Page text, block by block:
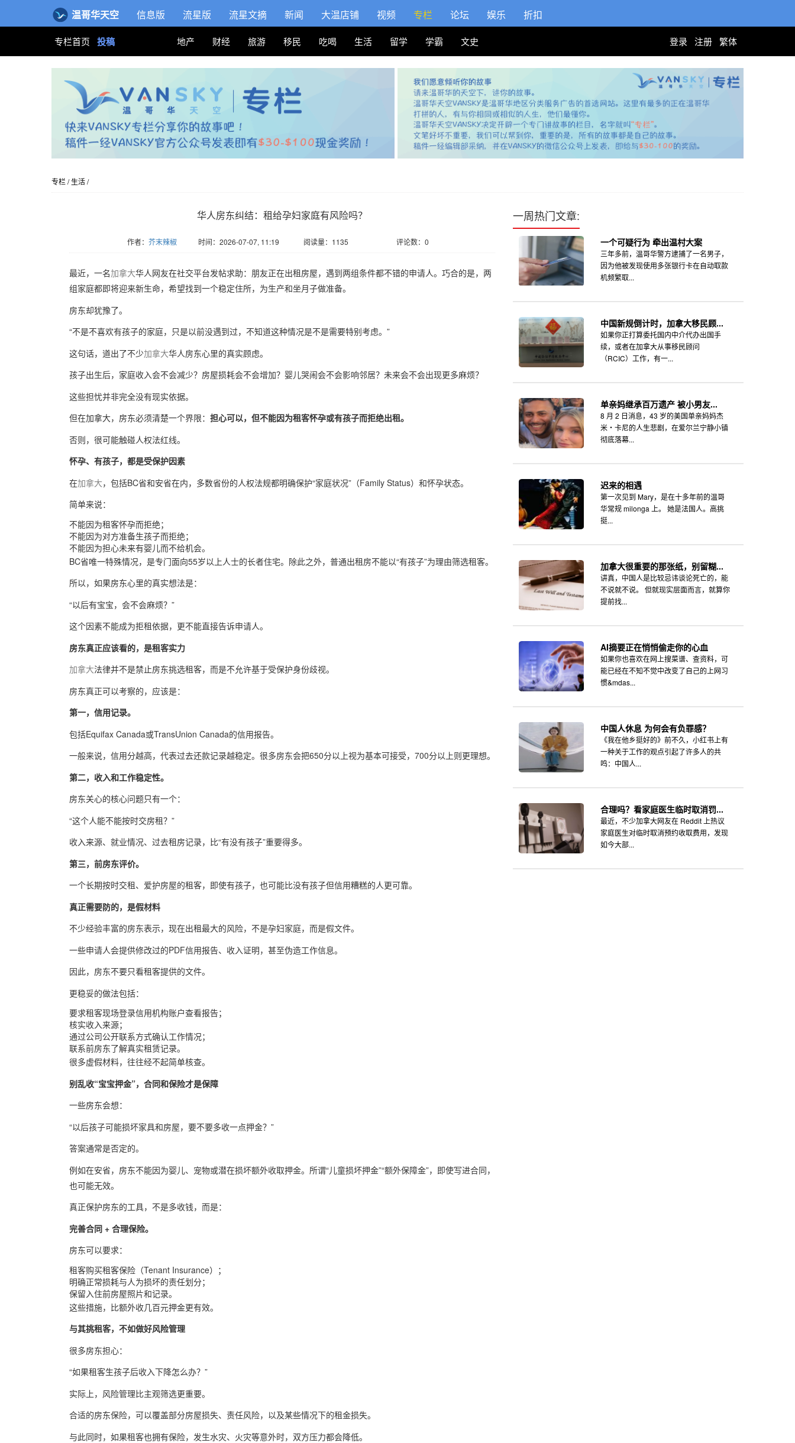
温哥华天空 信息版 流星版 流星文摘 新闻 大温店铺 视频 专栏 论坛 娱乐 折扣
专栏首页 投稿 地产 财经 旅游 移民 吃喝 生活 留学 学霸 文史 登录 注册 繁体
专栏 / 生活/
华人房东纠结：租给孕妇家庭有风险吗？
作者： 芥末辣椒 时间：2026-07-07, 11:19 阅读量：1135 评论数：0
最近，一名加拿大华人网友在社交平台发帖求助：朋友正在出租房屋，遇到两组条件都不错的申请人。巧合的是，两
组家庭都即将迎来新生命，希望找到一个稳定住所，为生产和坐月子做准备。
房东却犹豫了。
“不是不喜欢有孩子的家庭，只是以前没遇到过，不知道这种情况是不是需要特别考虑。”
这句话，道出了不少加拿大华人房东心里的真实顾虑。
孩子出生后，家庭收入会不会减少？房屋损耗会不会增加？婴儿哭闹会不会影响邻居？未来会不会出现更多麻烦？
这些担忧并非完全没有现实依据。
但在加拿大，房东必须清楚一个界限： 担心可以，但不能因为租客怀孕或有孩子而拒绝出租。
否则，很可能触碰人权法红线。
怀孕、有孩子，都是受保护因素
在加拿大，包括BC省和安省在内，多数省份的人权法规都明确保护“家庭状况”（Family Status）和怀孕状态。
简单来说：
不能因为租客怀孕而拒绝；
不能因为对方准备生孩子而拒绝；
不能因为担心未来有婴儿而不给机会。
BC省唯一特殊情况，是专门面向55岁以上人士的长者住宅。除此之外，普通出租房不能以“有孩子”为理由筛选租客。
所以，如果房东心里的真实想法是：
“以后有宝宝，会不会麻烦？”
这个因素不能成为拒租依据，更不能直接告诉申请人。
房东真正应该看的，是租客实力
加拿大法律并不是禁止房东挑选租客，而是不允许基于受保护身份歧视。
房东真正可以考察的，应该是：
第一，信用记录。
包括Equifax Canada或TransUnion Canada的信用报告。
一般来说，信用分越高，代表过去还款记录越稳定。很多房东会把650分以上视为基本可接受，700分以上则更理想。
第二，收入和工作稳定性。
房东关心的核心问题只有一个：
“这个人能不能按时交房租？”
收入来源、就业情况、过去租房记录，比“有没有孩子”重要得多。
第三，前房东评价。
一个长期按时交租、爱护房屋的租客，即使有孩子，也可能比没有孩子但信用糟糕的人更可靠。
真正需要防的，是假材料
不少经验丰富的房东表示，现在出租最大的风险，不是孕妇家庭，而是假文件。
一些申请人会提供修改过的PDF信用报告、收入证明，甚至伪造工作信息。
因此，房东不要只看租客提供的文件。
更稳妥的做法包括：
要求租客现场登录信用机构账户查看报告；
核实收入来源；
通过公司公开联系方式确认工作情况；
联系前房东了解真实租赁记录。
很多虚假材料，往往经不起简单核查。
别乱收“宝宝押金”，合同和保险才是保障
一些房东会想：
“以后孩子可能损坏家具和房屋，要不要多收一点押金？”
答案通常是否定的。
例如在安省，房东不能因为婴儿、宠物或潜在损坏额外收取押金。所谓“儿童损坏押金”“额外保障金”，即使写进合同，
也可能无效。
真正保护房东的工具，不是多收钱，而是：
完善合同 + 合理保险。
房东可以要求：
租客购买租客保险（Tenant Insurance）；
明确正常损耗与人为损坏的责任划分；
保留入住前房屋照片和记录。
这些措施，比额外收几百元押金更有效。
与其挑租客，不如做好风险管理
很多房东担心：
“如果租客生孩子后收入下降怎么办？”
实际上，风险管理比主观筛选更重要。
合适的房东保险，可以覆盖部分房屋损失、责任风险，以及某些情况下的租金损失。
与此同时，如果租客也拥有保险，发生水灾、火灾等意外时，双方压力都会降低。
一周热门文章:
一个可疑行为 牵出温村大案
三年多前，温哥华警方逮捕了一名男子，
因为他被发现使用多张银行卡在自动取款
机频繁取...
中国新规倒计时，加拿大移民顾...
如果你正打算委托国内中介代办出国手
续，或者在加拿大从事移民顾问
（RCIC）工作，有一...
单亲妈继承百万遗产 被小男友...
8 月 2 日消息，43 岁的美国单亲妈妈杰
米・卡尼的人生悲剧，在爱尔兰宁静小镇
彻底落幕...
迟来的相遇
第一次见到 Mary，是在十多年前的温哥
华常规 milonga 上。 她是法国人。高挑
挺...
加拿大很重要的那张纸，别留糊...
讲真，中国人是比较忌讳谈论死亡的，能
不说就不说。 但就现实层面而言，就算你
提前找...
AI摘要正在悄悄偷走你的心血
如果你也喜欢在网上搜菜谱、查资料，可
能已经在不知不觉中改变了自己的上网习
惯&mdas...
中国人休息 为何会有负罪感？
《我在他乡挺好的》前不久，小红书上有
一种关于工作的观点引起了许多人的共
鸣：中国人...
合理吗？看家庭医生临时取消罚...
最近，不少加拿大网友在 Reddit 上热议
家庭医生对临时取消预约收取费用，发现
如今大部...